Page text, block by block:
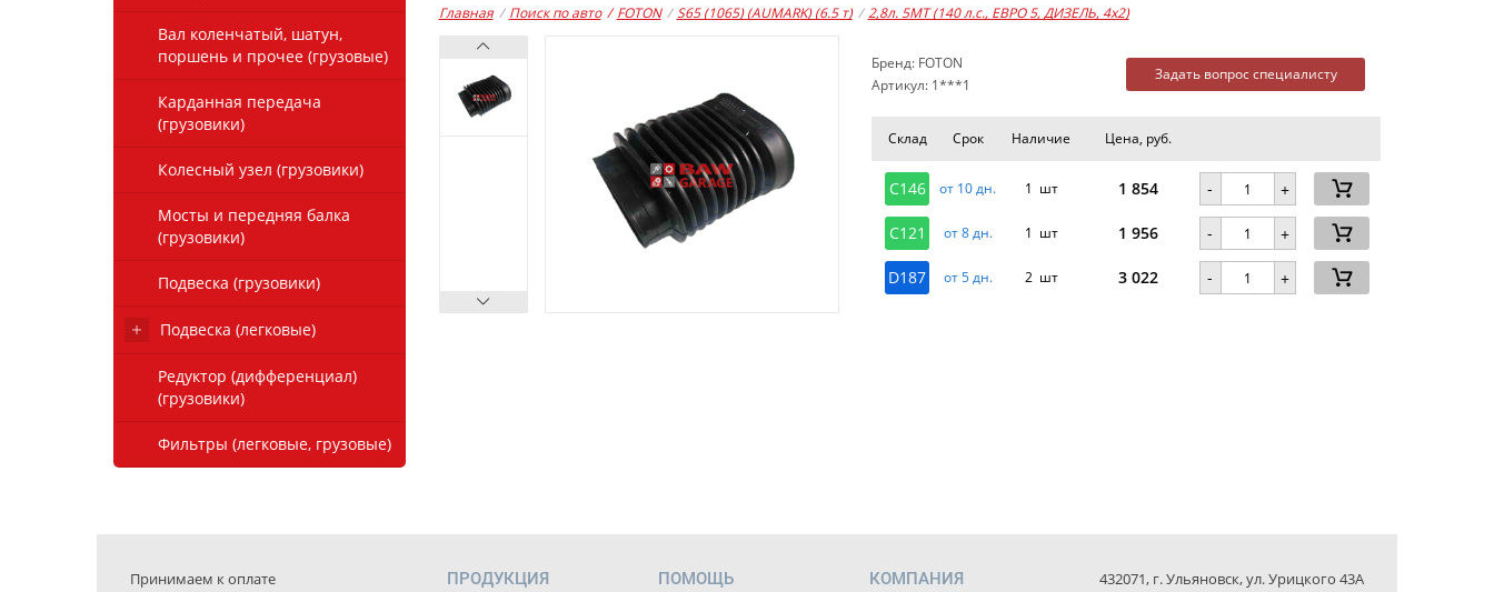
Вал коленчатый, шатун,
поршень и прочее (грузовые)
Карданная передача
(грузовики)
Колесный узел (грузовики)
Мосты и передняя балка
(грузовики)
Подвеска (грузовики)
Подвеска (легковые)
Редуктор (дифференциал)
(грузовики)
Фильтры (легковые, грузовые)
Главная / Поиск по авто / FOTON / S65 (1065) (AUMARK) (6.5 т) / 2,8л. 5MT (140 л.с., ЕВРО 5, ДИЗЕЛЬ, 4x2)
Бренд: FOTON
Артикул: 1***1
Задать вопрос специалисту
Склад Срок Наличие Цена, руб.
C146 от 10 дн. 1 шт 1 854 - +
C121 от 8 дн. 1 шт 1 956 - +
D187 от 5 дн. 2 шт 3 022 - +
Принимаем к оплате ПРОДУКЦИЯ ПОМОЩЬ КОМПАНИЯ
432071, г. Ульяновск, ул. Урицкого 43А